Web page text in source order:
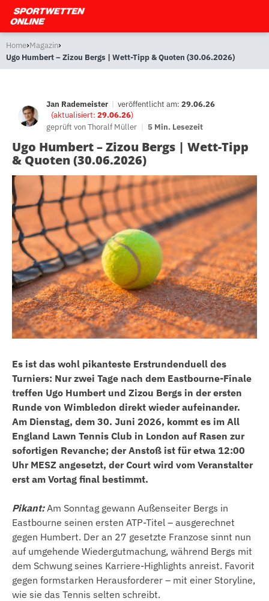
Home›Magazin›
Ugo Humbert – Zizou Bergs | Wett-Tipp & Quoten (30.06.2026)
Jan Rademeister | veröffentlicht am: 29.06.26
(aktualisiert: 29.06.26)
geprüft vonThoralf Müller | 5 Min. Lesezeit
Ugo Humbert – Zizou Bergs | Wett-Tipp
& Quoten (30.06.2026)
Es ist das wohl pikanteste Erstrundenduell des
Turniers: Nur zwei Tage nach dem Eastbourne-Finale
treffen Ugo Humbert und Zizou Bergs in der ersten
Runde von Wimbledon direkt wieder aufeinander.
Am Dienstag, dem 30. Juni 2026, kommt es im All
England Lawn Tennis Club in London auf Rasen zur
sofortigen Revanche; der Anstoß ist für etwa 12:00
Uhr MESZ angesetzt, der Court wird vom Veranstalter
erst am Vortag final bestimmt.
Pikant: Am Sonntag gewann Außenseiter Bergs in
Eastbourne seinen ersten ATP-Titel – ausgerechnet
gegen Humbert. Der an 27 gesetzte Franzose sinnt nun
auf umgehende Wiedergutmachung, während Bergs mit
dem Schwung seines Karriere-Highlights anreist. Favorit
gegen formstarken Herausforderer – mit einer Storyline,
wie sie das Tennis selten schreibt.